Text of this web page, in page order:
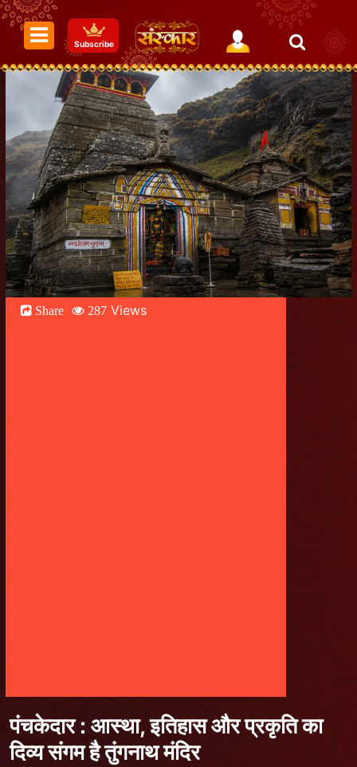
Subscribe
Share 287 Views
पंचकेदार : आस्था, इतिहास और प्रकृति का
दिव्य संगम है तुंगनाथ मंदिर